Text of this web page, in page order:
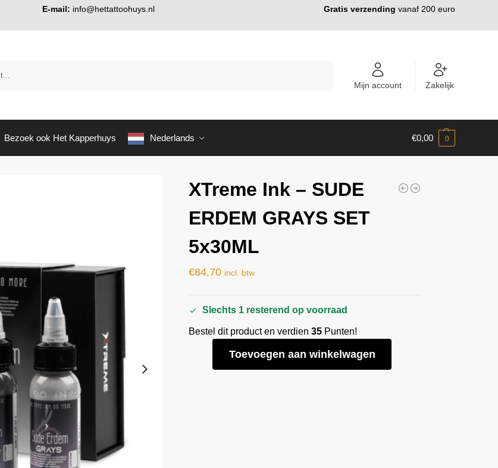
E-mail: info@hettattoohuys.nl Gratis verzending vanaf 200 euro
Mijn account Zakelijk
Bezoek ook Het Kapperhuys Nederlands €0,00 0
XTreme Ink – SUDE
ERDEM GRAYS SET
5x30ML
€84,70 incl. btw
Slechts 1 resterend op voorraad
Bestel dit product en verdien35 Punten!
Toevoegen aan winkelwagen